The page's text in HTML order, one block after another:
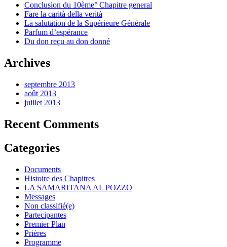
Conclusion du 10ème° Chapitre general
Fare la carità della verità
La salutation de la Supérieure Générale
Parfum d’espérance
Du don reçu au don donné
Archives
septembre 2013
août 2013
juillet 2013
Recent Comments
Categories
Documents
Histoire des Chapitres
LA SAMARITANA AL POZZO
Messages
Non classifié(e)
Partecipantes
Premier Plan
Prières
Programme